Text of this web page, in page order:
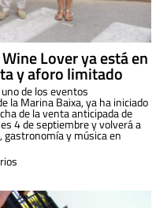
Lover ya está en
y aforo limitado
de los eventos
la Marina Baixa, ya ha iniciado
de la venta anticipada de
4 de septiembre y volverá a
gastronomía y música en